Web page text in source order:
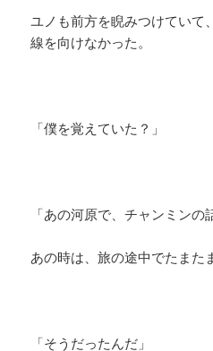
ユノも前方を睨みつけていて
線を向けなかった。
「僕を覚えていた？」
「あの河原で、チャンミンの
あの時は、旅の途中でたまた
「そうだったんだ」